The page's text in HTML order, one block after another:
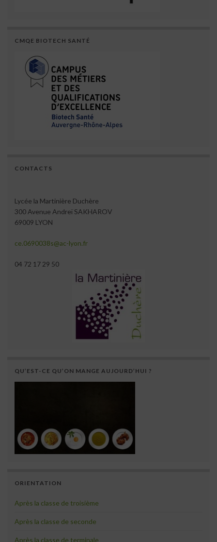
CMQE BIOTECH SANTÉ
CONTACTS
Lycée la Martinière Duchère
300 Avenue Andreï SAKHAROV
69009 LYON
ce.0690038s@ac-lyon.fr
04 72 17 29 50
QU’EST-CE QU’ON MANGE AUJOURD’HUI ?
ORIENTATION
Après la classe de troisième
Après la classe de seconde
Après la classe de terminale